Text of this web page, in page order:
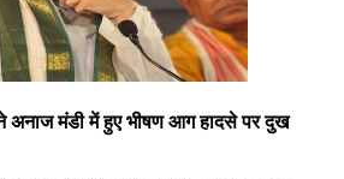
अनाज मंडी में हुए भीषण आग हादसे पर दुख